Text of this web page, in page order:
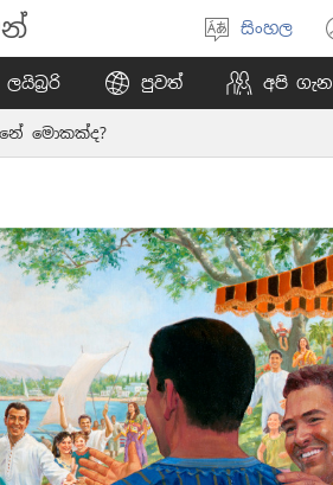
භාෂාව
තෝරන්න
සිංහල
ලයිබ්‍රරි පුවත් අපි ගැන
මොකක්ද?